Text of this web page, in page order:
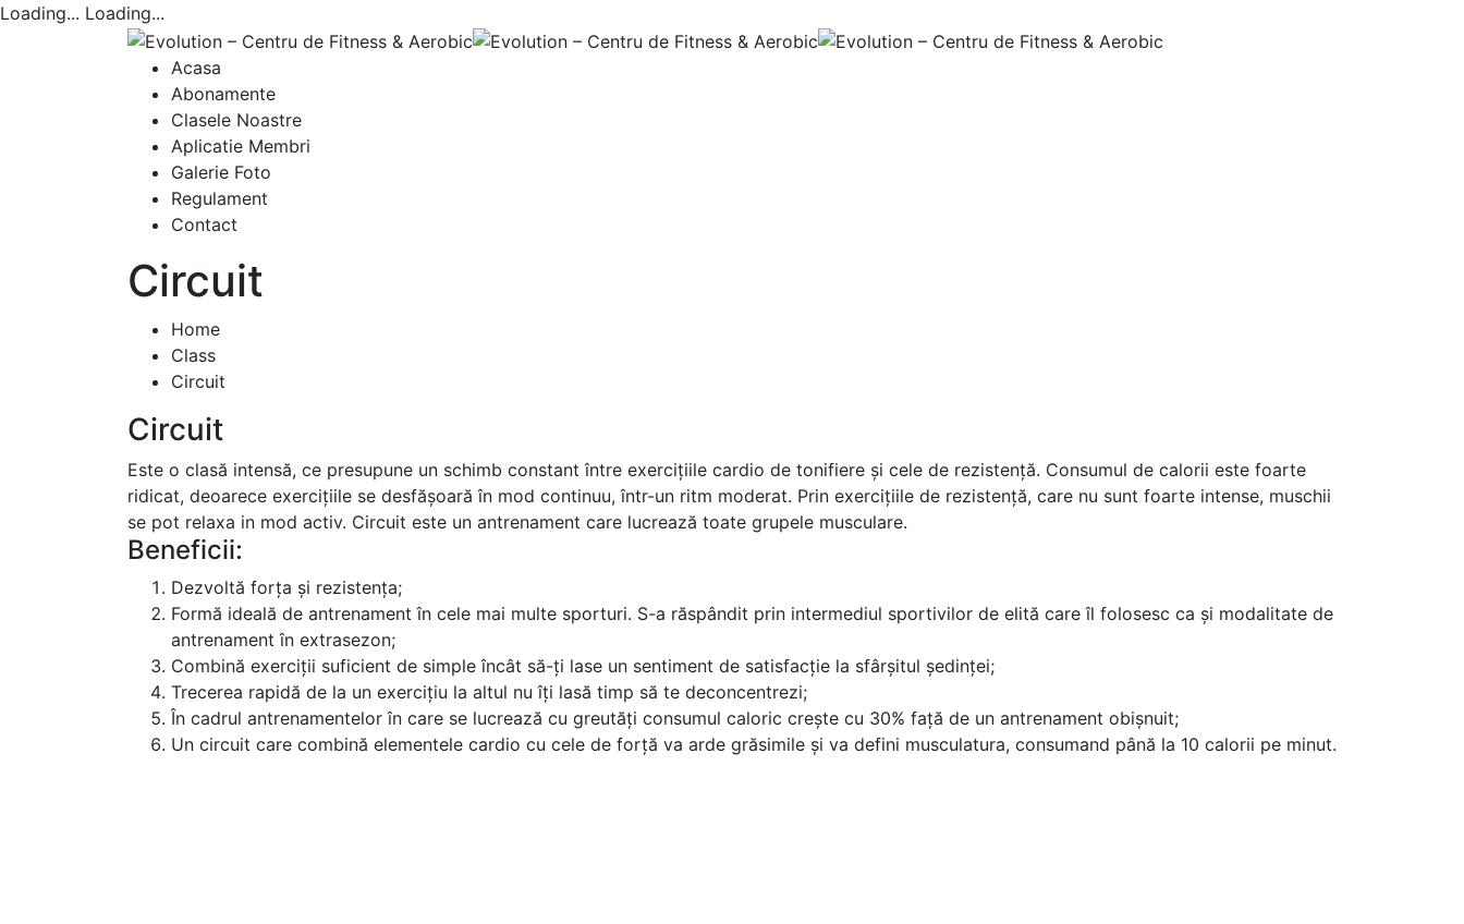
Loading... Loading...
Acasa
Abonamente
Clasele Noastre
Aplicatie Membri
Galerie Foto
Regulament
Contact
Circuit
Home
Class
Circuit
Circuit
Este o clasă intensă, ce presupune un schimb constant între exercițiile cardio de tonifiere și cele de rezistență. Consumul de calorii este foarte
ridicat, deoarece exercițiile se desfășoară în mod continuu, într-un ritm moderat. Prin exercițiile de rezistență, care nu sunt foarte intense, muschii
se pot relaxa in mod activ. Circuit este un antrenament care lucrează toate grupele musculare.
Beneficii:
Dezvoltă forţa şi rezistenţa;
Formă ideală de antrenament în cele mai multe sporturi. S-a răspândit prin intermediul sportivilor de elită care îl folosesc ca şi modalitate de
antrenament în extrasezon;
Combină exerciţii suficient de simple încât să-ţi lase un sentiment de satisfacţie la sfârşitul şedinţei;
Trecerea rapidă de la un exerciţiu la altul nu îţi lasă timp să te deconcentrezi;
În cadrul antrenamentelor în care se lucrează cu greutăţi consumul caloric creşte cu 30% faţă de un antrenament obişnuit;
Un circuit care combină elementele cardio cu cele de forţă va arde grăsimile şi va defini musculatura, consumand până la 10 calorii pe minut.